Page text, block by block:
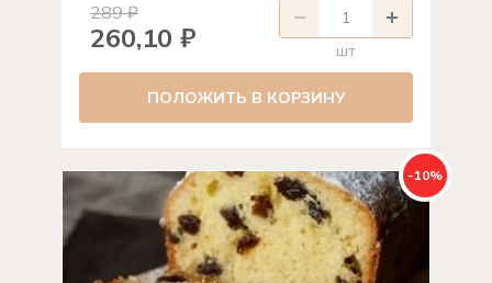
289 ₽
260,10 ₽ шт
ПОЛОЖИТЬ В КОРЗИНУ
-10%